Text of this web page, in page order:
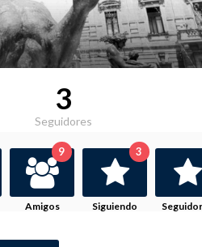
3
Seguidores
Amigos
9
Siguiendo
3